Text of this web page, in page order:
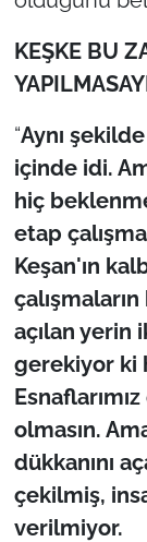
KEŞKE BU
“Aynı
içinde idi.
hiç
etap
Keşan'ın
açılan yerin
gerekiyor ki
olmasın.
dükkanını
çekilmiş,
verilmiyor.
Güvenlik
Politika
Flaş
Dış
Magazin
İş Dünyası
Bilim
English